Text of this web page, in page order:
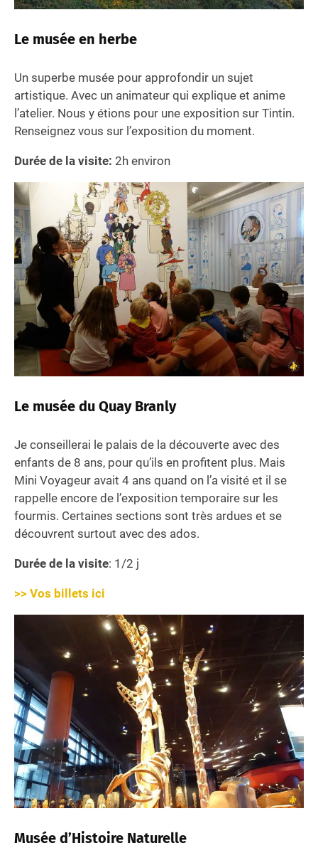
Le musée en herbe
Un superbe musée pour approfondir un sujet
artistique. Avec un animateur qui explique et anime
l’atelier. Nous y étions pour une exposition sur Tintin.
Renseignez vous sur l’exposition du moment.
Durée de la visite: 2h environ
Le musée du Quay Branly
Je conseillerai le palais de la découverte avec des
enfants de 8 ans, pour qu’ils en profitent plus. Mais
Mini Voyageur avait 4 ans quand on l’a visité et il se
rappelle encore de l’exposition temporaire sur les
fourmis. Certaines sections sont très ardues et se
découvrent surtout avec des ados.
Durée de la visite: 1/2 j
>> Vos billets ici
Musée d’Histoire Naturelle